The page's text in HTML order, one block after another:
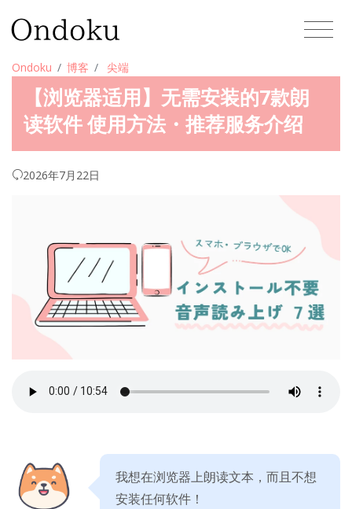
Ondoku 博客 尖端
【浏览器适用】无需安装的7款朗
读软件 使用方法・推荐服务介绍
2026年7月22日
我想在浏览器上朗读文本，而且不想
安装任何软件！